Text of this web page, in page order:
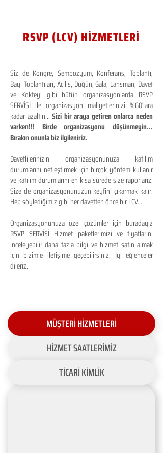
RSVP (LCV) HİZMETLERİ
Siz de Kongre, Sempozyum, Konferans, Toplantı,
Bayi Toplantıları, Açılış, Düğün, Gala, Lansman, Davet
ve Kokteyl gibi bütün organizasyonlarda RSVP
SERVİSİ ile organizasyon maliyetlerinizi %60'lara
kadar azaltın...Sizi bir araya getiren onlarca neden
varken!!! Birde organizasyonu düşünmeyin...
Bırakın onunla biz ilgileniriz.
Davetlilerinizin organizasyonunuza katılım
durumlarını netleştirmek için birçok yöntem kullanır
ve katılım durumlarını en kısa sürede size raporlarız.
Size de organizasyonunuzun keyfini çıkarmak kalır.
Hep söylediğimiz gibi her davetten önce bir LCV...
Organizasyonunuza özel çözümler için buradayız
RSVP SERVİSİ Hizmet paketlerimizi ve fiyatlarını
inceleyebilir daha fazla bilgi ve hizmet satın almak
için bizimle iletişime geçebilirsiniz. İyi eğlenceler
dileriz.
MÜŞTERİ HİZMETLERİ
HİZMET SAATLERİMİZ
TİCARİ KİMLİK